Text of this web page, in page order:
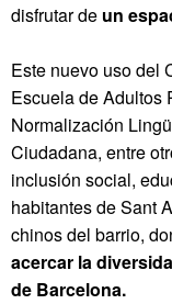
disfrutar de un
Este nuevo uso del
Escuela de Adultos
Normalización
Ciudadana, entre
inclusión social,
habitantes de Sant
chinos del barrio,
acercar la
de Barcelona.